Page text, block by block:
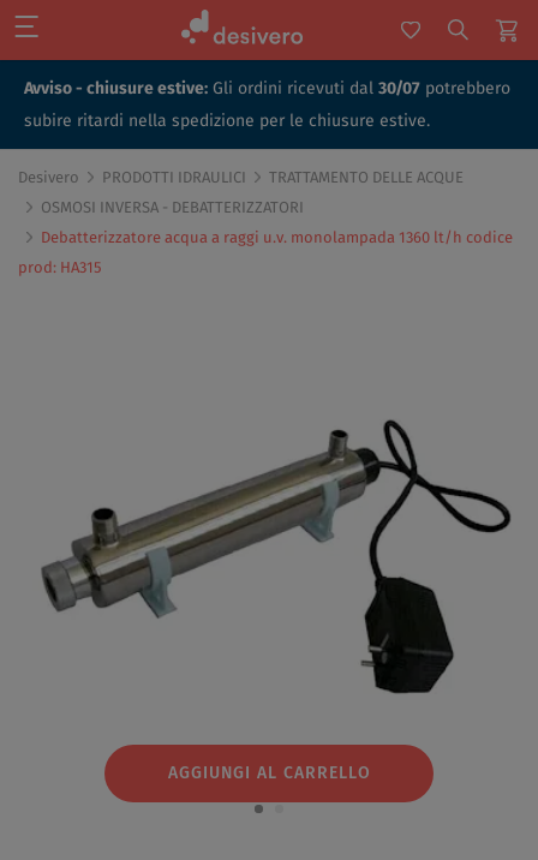
Avviso - chiusure estive: Gli ordini ricevuti dal 30/07 potrebbero
subire ritardi nella spedizione per le chiusure estive.
Desivero PRODOTTI IDRAULICI
TRATTAMENTO DELLE ACQUE
OSMOSI INVERSA - DEBATTERIZZATORI
Debatterizzatore acqua a raggi u.v. monolampada 1360 lt/h codice
prod: HA315
AGGIUNGI AL CARRELLO